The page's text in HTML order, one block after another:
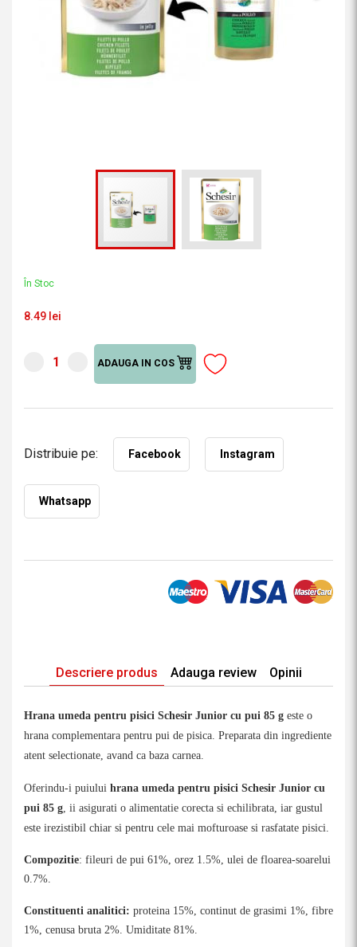
Descriere produs Adauga review Opinii
Hrana umeda pentru pisici Schesir Junior cu pui 85 g este o
hrana complementara pentru pui de pisica. Preparata din ingrediente
atent selectionate, avand ca baza carnea.
Oferindu-i puiului hrana umeda pentru pisici Schesir Junior cu
pui 85 g, ii asigurati o alimentatie corecta si echilibrata, iar gustul
este irezistibil chiar si pentru cele mai mofturoase si rasfatate pisici.
Compozitie: fileuri de pui 61%, orez 1.5%, ulei de floarea-soarelui
0.7%.
Constituenti analitici: proteina 15%, continut de grasimi 1%, fibre
1%, cenusa bruta 2%. Umiditate 81%.
În Stoc
8.49 lei
ADAUGA IN COS
Distribuie pe: Facebook Instagram
Whatsapp